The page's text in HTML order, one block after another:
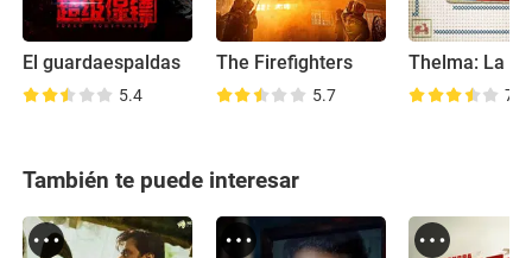
El guardaespaldas
5.4
The Firefighters
5.7 7.2
También te puede interesar